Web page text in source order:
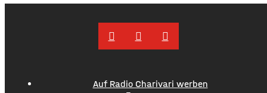
Auf Radio Charivari werben